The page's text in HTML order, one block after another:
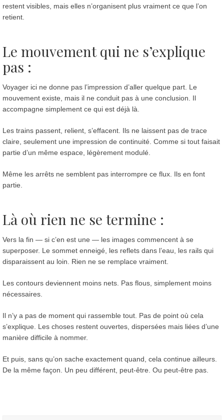
restent visibles, mais elles n’organisent plus vraiment ce que l’on
retient.
Le mouvement qui ne s’explique
pas :
Voyager ici ne donne pas l’impression d’aller quelque part. Le
mouvement existe, mais il ne conduit pas à une conclusion. Il
accompagne simplement ce qui est déjà là.
Les trains passent, relient, s’effacent. Ils ne laissent pas de trace
claire, seulement une impression de continuité. Comme si tout faisait
partie d’un même espace, légèrement modulé.
Même les arrêts ne semblent pas interrompre ce flux. Ils en font
partie.
Là où rien ne se termine :
Vers la fin — si c’en est une — les images commencent à se
superposer. Le sommet enneigé, les reflets dans l’eau, les rails qui
disparaissent au loin. Rien ne se remplace vraiment.
Les contours deviennent moins nets. Pas flous, simplement moins
nécessaires.
Il n’y a pas de moment qui rassemble tout. Pas de point où cela
s’explique. Les choses restent ouvertes, dispersées mais liées d’une
manière difficile à nommer.
Et puis, sans qu’on sache exactement quand, cela continue ailleurs.
De la même façon. Un peu différent, peut-être. Ou peut-être pas.